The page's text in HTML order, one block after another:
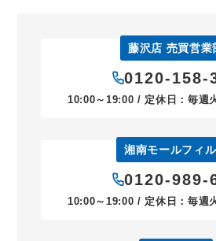
藤沢店 売買営業
0120-158-
10:00～19:00 / 定休日：毎週
湘南モールフィ
0120-989-
10:00～19:00 / 定休日：毎週